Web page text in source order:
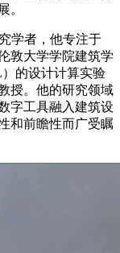
。
学者，他专注于
敦大学学院建筑学
）的设计计算实验
授。他的研究领域
字工具融入建筑设
和前瞻性而广受瞩